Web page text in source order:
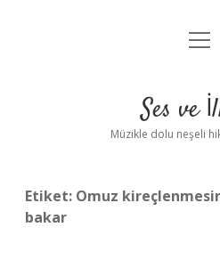
Anasayfa
Yasal
Ses ve
Müzikle dolu neşeli
Etiket: Omuz
bakar